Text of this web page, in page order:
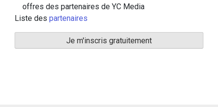
offres des partenaires de YC Media
Liste des partenaires